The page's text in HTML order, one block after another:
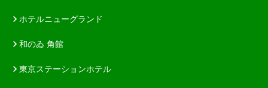
ホテルニューグランド
和のゐ 角館
東京ステーションホテル